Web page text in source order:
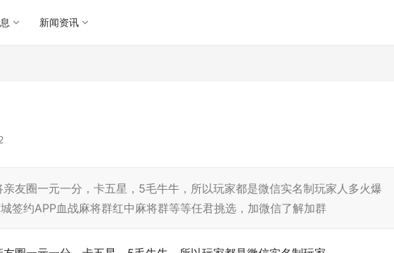
新闻资讯
友圈一元一分，卡五星，5毛牛牛，所以玩家都是微信实名制玩家人多火爆
签约APP血战麻将群红中麻将群等等任君挑选，加微信了解加群